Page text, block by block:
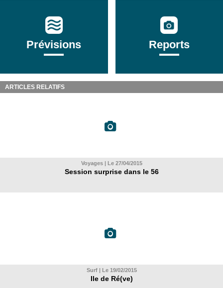
Prévisions Reports
ARTICLES RELATIFS
Voyages | Le 27/04/2015
Session surprise dans le 56
Surf | Le 19/02/2015
Ile de Ré(ve)